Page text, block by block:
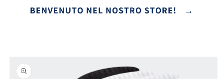
BENVENUTO NEL NOSTRO STORE! →
informazioni
sul prodotto